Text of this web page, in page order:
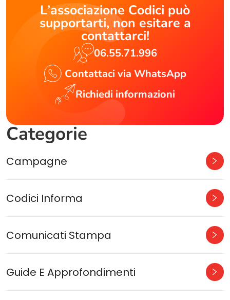
L’associazione Codici può
supportarti, non esitare a
contattarci!
06.55.71.996
Contattaci via WhatsApp
Richiedi informazioni
Categorie
Campagne
Codici Informa
Comunicati Stampa
Guide E Approfondimenti